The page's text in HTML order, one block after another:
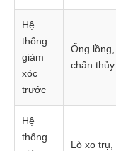
Hệ
thống
giảm
xóc
trước
Ống
chấn
Hệ
thống
Lò xo trụ,